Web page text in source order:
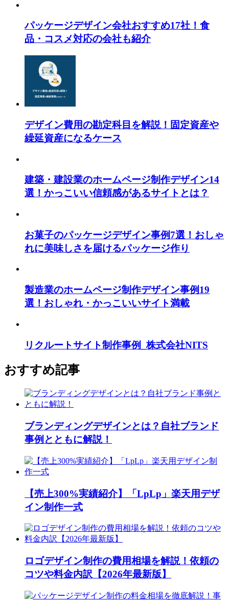
パッケージデザイン会社おすすめ17社！食
品・コスメ対応の会社も紹介
デザイン費用の勘定科目を解説！固定資産や
繰延資産になるケース
建築・建設業のホームページ制作デザイン14
選！かっこいい信頼感があるサイトとは？
お菓子のパッケージデザイン事例7選！おしゃ
れに美味しさを届けるパッケージ作り
製造業のホームページ制作デザイン事例19
選！おしゃれ・かっこいいサイト満載
リクルートサイト制作事例_株式会社NITS
おすすめ記事
ブランディングデザインとは？自社ブランド
事例とともに解説！
【売上300%実績紹介】「LpLp」楽天用デザ
イン制作一式
ロゴデザイン制作の費用相場を解説！依頼の
コツや料金内訳【2026年最新版】